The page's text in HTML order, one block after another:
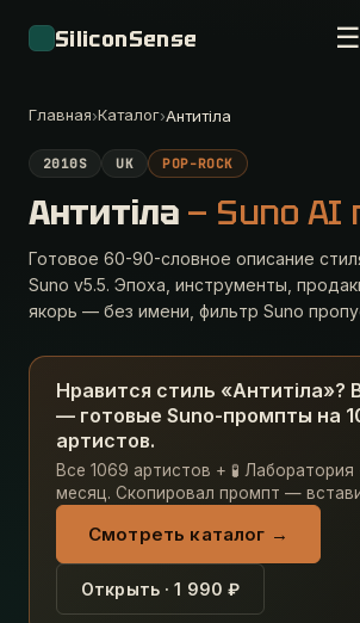
SiliconSense ☰
Главная›Каталог›Антитіла
2010S UK POP-ROCK
Антитіла — Suno AI
Готовое 60-90-словное описание
Suno v5.5. Эпоха, инструменты,
якорь — без имени, фильтр Suno
Нравится стиль «Антитіла»?
— готовые Suno-промпты на
артистов.
Все 1069 артистов + 🧪
месяц. Скопировал промпт —
Смотреть каталог →
Открыть · 1 990 ₽